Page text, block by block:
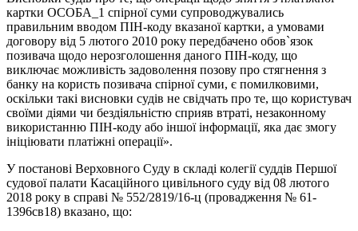
картки ОСОБА_1 спірної суми супроводжувались
правильним вводом ПІН-коду вказаної картки, а умовами
договору від 5 лютого 2010 року передбачено обов`язок
позивача щодо нерозголошення даного ПІН-коду, що
виключає можливість задоволення позову про стягнення з
банку на користь позивача спірної суми, є помилковими,
оскільки такі висновки судів не свідчать про те, що користувач
своїми діями чи бездіяльністю сприяв втраті, незаконному
використанню ПІН-коду або іншої інформації, яка дає змогу
ініціювати платіжні операції».
У постанові Верховного Суду в складі колегії суддів Першої
судової палати Касаційного цивільного суду від 08 лютого
2018 року в справі № 552/2819/16-ц (провадження № 61-
1396св18) вказано, що: